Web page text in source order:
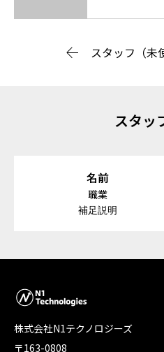
スタッフ（未
スタッ
名前
職業
補足説明
株式会社N1テクノロジーズ
〒163-0808